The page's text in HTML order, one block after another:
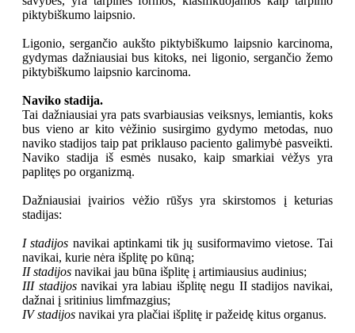
piktybiškumo laipsnio.
Ligonio, sergančio aukšto piktybiškumo laipsnio karcinoma,
gydymas dažniausiai bus kitoks, nei ligonio, sergančio žemo
piktybiškumo laipsnio karcinoma.
Naviko stadija.
Tai dažniausiai yra pats svarbiausias veiksnys, lemiantis, koks
bus vieno ar kito vėžinio susirgimo gydymo metodas, nuo
naviko stadijos taip pat priklauso paciento galimybė pasveikti.
Naviko stadija iš esmės nusako, kaip smarkiai vėžys yra
paplitęs po organizmą.
Dažniausiai įvairios vėžio rūšys yra skirstomos į keturias
stadijas:
I stadijos navikai aptinkami tik jų susiformavimo vietose. Tai
navikai, kurie nėra išplitę po kūną;
II stadijos navikai jau būna išplitę į artimiausius audinius;
III stadijosnavikai yra labiau išplitę negu II stadijos navikai,
dažnai į sritinius limfmazgius;
IV stadijos navikai yra plačiai išplitę ir pažeidę kitus organus.